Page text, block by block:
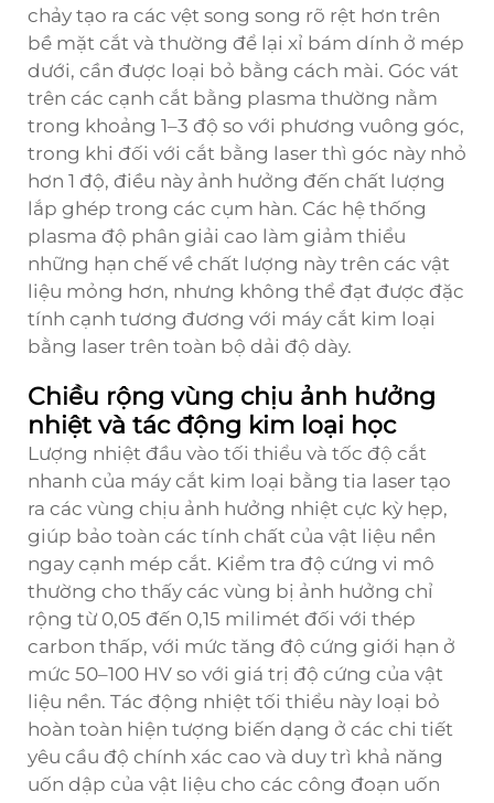
chảy tạo ra các vệt song song rõ rệt hơn trên
bề mặt cắt và thường để lại xỉ bám dính ở mép
dưới, cần được loại bỏ bằng cách mài. Góc vát
trên các cạnh cắt bằng plasma thường nằm
trong khoảng 1–3 độ so với phương vuông góc,
trong khi đối với cắt bằng laser thì góc này nhỏ
hơn 1 độ, điều này ảnh hưởng đến chất lượng
lắp ghép trong các cụm hàn. Các hệ thống
plasma độ phân giải cao làm giảm thiểu
những hạn chế về chất lượng này trên các vật
liệu mỏng hơn, nhưng không thể đạt được đặc
tính cạnh tương đương với máy cắt kim loại
bằng laser trên toàn bộ dải độ dày.
Chiều rộng vùng chịu ảnh hưởng
nhiệt và tác động kim loại học
Lượng nhiệt đầu vào tối thiểu và tốc độ cắt
nhanh của máy cắt kim loại bằng tia laser tạo
ra các vùng chịu ảnh hưởng nhiệt cực kỳ hẹp,
giúp bảo toàn các tính chất của vật liệu nền
ngay cạnh mép cắt. Kiểm tra độ cứng vi mô
thường cho thấy các vùng bị ảnh hưởng chỉ
rộng từ 0,05 đến 0,15 milimét đối với thép
carbon thấp, với mức tăng độ cứng giới hạn ở
mức 50–100 HV so với giá trị độ cứng của vật
liệu nền. Tác động nhiệt tối thiểu này loại bỏ
hoàn toàn hiện tượng biến dạng ở các chi tiết
yêu cầu độ chính xác cao và duy trì khả năng
uốn dập của vật liệu cho các công đoạn uốn